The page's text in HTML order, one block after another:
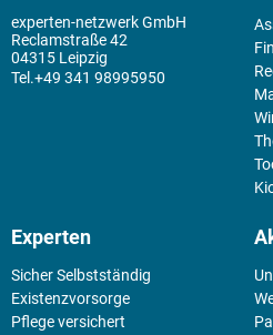
experten-netzwerk GmbH
Reclamstraße 42
04315 Leipzig
+49 341 98995950
Experten
Sicher Selbstständig
Existenz­vorsorge
Pflege versichert